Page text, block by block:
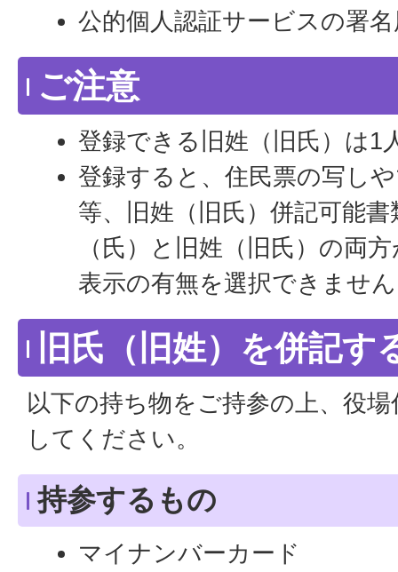
公的個人認証サービスの署
ご注意
登録できる旧姓（旧氏）は1
登録すると、住民票の写し
等、旧姓（旧氏）併記可能
（氏）と旧姓（旧氏）の両
表示の有無を選択できませ
旧氏（旧姓）を併記す
以下の持ち物をご持参の上、役
してください。
持参するもの
マイナンバーカード